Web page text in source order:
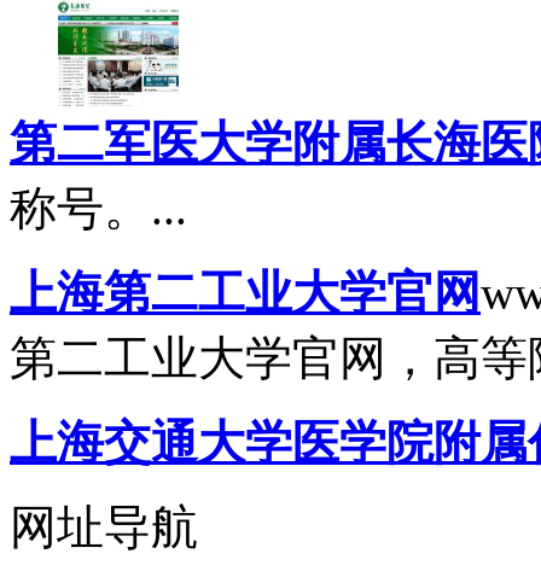
第二军医大学附属长海医
称号。...
上海第二工业大学官网
第二工业大学官网，高等
上海交通大学医学院附
网址导航